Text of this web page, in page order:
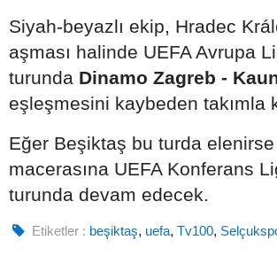
Siyah-beyazlı ekip, Hradec
aşması halinde UEFA Avrupa
turunda Dinamo Zagreb -
eşleşmesini kaybeden takımla
Eğer Beşiktaş bu turda elenirse
macerasına UEFA Konferans
turunda devam edecek.
Etiketler : beşiktaş, uefa,Tv100,